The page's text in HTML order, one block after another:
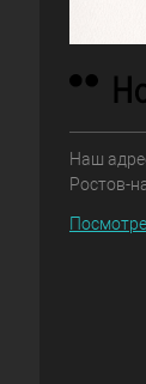
Наш
Ростов-